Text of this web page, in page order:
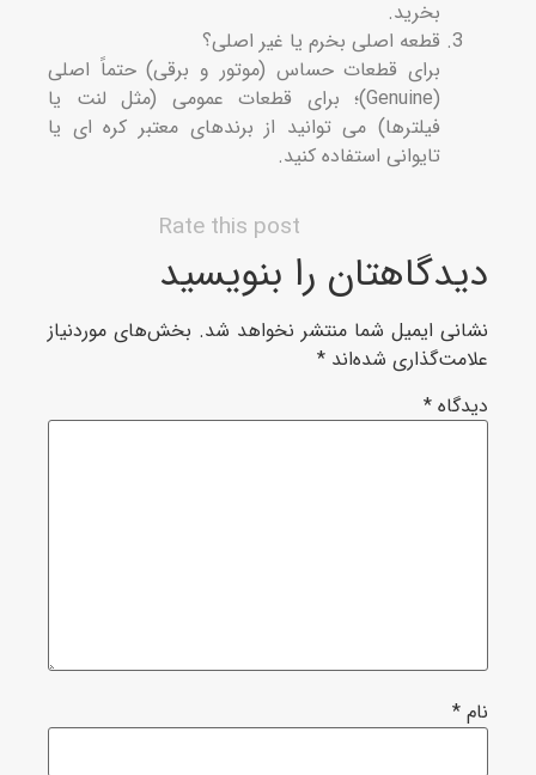
قطعه اصلی بخرم یا غیر اصلی؟
برای قطعات حساس (موتور و برقی) حتماً اصلی
(Genuine)؛ برای قطعات عمومی (مثل لنت یا
فیلترها) می توانید از برندهای معتبر کره ای یا
تایوانی استفاده کنید.
Rate this post
را بنویسید
ایمیل شما منتشر نخواهد شد. بخش‌های موردنیاز
شده‌اند*